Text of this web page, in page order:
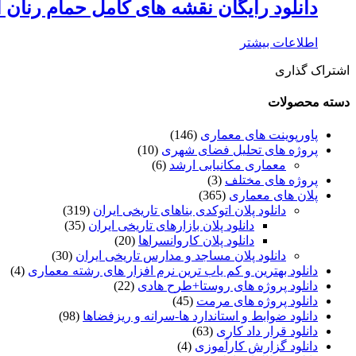
دانلود رایگان نقشه های کامل حمام
اطلاعات بیشتر
اشتراک گذاری
دسته محصولات
پاورپوینت های معماری (146)
پروژه های تحلیل فضای شهری (10)
معماری مکانیابی ارشد (6)
پروژه های مختلف (3)
پلان های معماری (365)
دانلود پلان اتوکدی بناهای تاریخی ایران (319)
دانلود پلان بازارهای تاریخی ایران (35)
دانلود پلان کاروانسراها (20)
دانلود پلان مساجد و مدارس تاریخی ایران (30)
دانلود بهترین و کم یاب ترین نرم افزار های رشته معماری (4)
دانلود پروژه های روستا+طرح هادی (22)
دانلود پروژه های مرمت (45)
دانلود ضوابط و استاندارد ها-سرانه و ریزفضاها (98)
دانلود قرار داد کاری (63)
دانلود گزارش کارآموزی (4)